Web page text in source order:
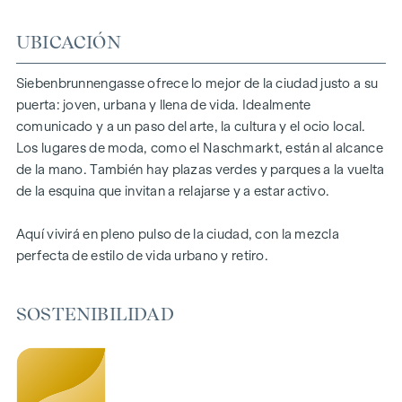
superiores garantizan un agradable clima interior. Espacios
habitables listos para contar su historia. Ya sea balcón,
terraza o jardín, los generosos espacios abiertos de este
proyecto de nueva construcción le ofrecen un refugio
privado para respirar hondo. Disfrute de la mañana con una
taza de café o de la noche con una copa de vino: su retiro
personal le espera.
67 exclusivos condominios
Superficie habitable de 30 a 220 m² aprox.
26 plazas de aparcamiento subterráneo
Energía fotovoltaica | calefacción urbana
Zonas comunes
Patio interior oasis de paz
UBICACIÓN
Siebenbrunnengasse ofrece lo mejor de la ciudad justo a su
puerta: joven, urbana y llena de vida. Idealmente
comunicado y a un paso del arte, la cultura y el ocio local.
Los lugares de moda, como el Naschmarkt, están al alcance
de la mano. También hay plazas verdes y parques a la vuelta
de la esquina que invitan a relajarse y a estar activo.
Aquí vivirá en pleno pulso de la ciudad, con la mezcla
perfecta de estilo de vida urbano y retiro.
SOSTENIBILIDAD